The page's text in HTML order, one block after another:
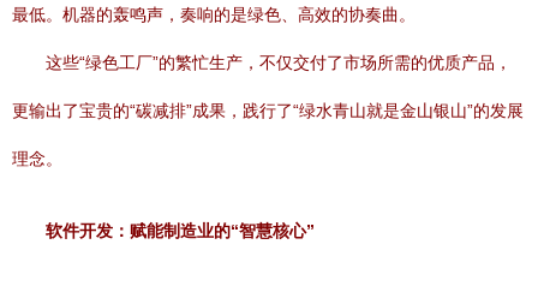
最低。机器的轰鸣声，奏响的是绿色、高效的协奏曲。
这些“绿色工厂”的繁忙生产，不仅交付了市场所需的优质产品，
更输出了宝贵的“碳减排”成果，践行了“绿水青山就是金山银山”的发展
理念。
软件开发：赋能制造业的“智慧核心”